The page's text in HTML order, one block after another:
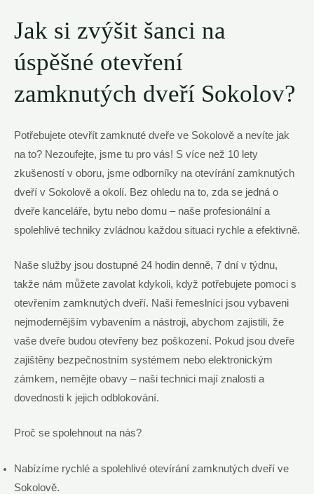
Jak si zvýšit šanci na
úspěšné otevření
zamknutých dveří Sokolov?
Potřebujete otevřít zamknuté dveře ve Sokolově a nevíte jak
na to? Nezoufejte, jsme tu pro vás! S více než 10 lety
zkušeností v oboru, jsme odborníky na otevírání zamknutých
dveří v Sokolově a okolí. Bez ohledu na to, zda se jedná o
dveře kanceláře, bytu nebo domu – naše profesionální a
spolehlivé techniky zvládnou každou situaci rychle a efektivně.
Naše služby jsou dostupné 24 hodin denně, 7 dní v týdnu,
takže nám můžete zavolat kdykoli, když potřebujete pomoci s
otevřením zamknutých dveří. Naši řemeslníci jsou vybaveni
nejmodernějším vybavením a nástroji, abychom zajistili, že
vaše dveře budou otevřeny bez poškození. Pokud jsou dveře
zajištěny bezpečnostním systémem nebo elektronickým
zámkem, nemějte obavy – naši technici mají znalosti a
dovednosti k jejich odblokování.
Proč se spolehnout na nás?
Nabízíme rychlé a spolehlivé otevírání zamknutých dveří ve
Sokolově.